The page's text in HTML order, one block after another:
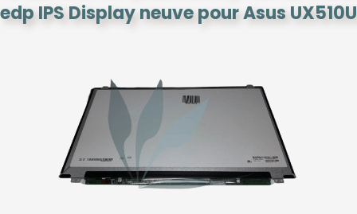
edp IPS Display neuve pour Asus UX510U